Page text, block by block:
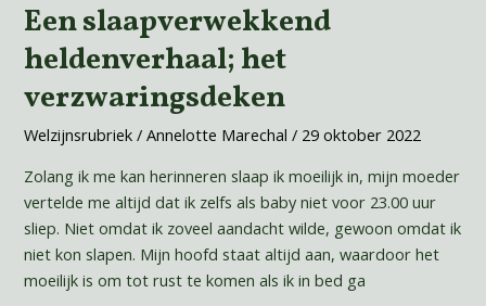
Een slaapverwekkend
heldenverhaal; het
verzwaringsdeken
Welzijnsrubriek /Annelotte Marechal/ 29 oktober 2022
Zolang ik me kan herinneren slaap ik moeilijk in, mijn moeder
vertelde me altijd dat ik zelfs als baby niet voor 23.00 uur
sliep. Niet omdat ik zoveel aandacht wilde, gewoon omdat ik
niet kon slapen. Mijn hoofd staat altijd aan, waardoor het
moeilijk is om tot rust te komen als ik in bed ga
heldenverhaal;
het
verzwaringsdeken